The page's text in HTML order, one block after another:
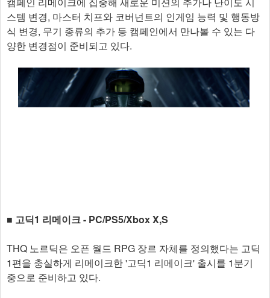
스템 변경, 마스터 치프와 코버넌트의 인게임 능력 및 행동방
식 변경, 무기 종류의 추가 등 캠페인에서 만나볼 수 있는 다
양한 변경점이 준비되고 있다.
■ 고딕1 리메이크 - PC/PS5/Xbox X,S
THQ 노르딕은 오픈 월드 RPG 장르 자체를 정의했다는 고딕
1편을 충실하게 리메이크한 '고딕1 리메이크' 출시를 1분기
중으로 준비하고 있다.